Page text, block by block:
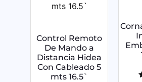
Control Remoto
De Mando a
Distancia Hidea
Con Cableado 5
mts 16.5`